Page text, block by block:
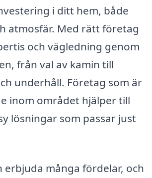
i ditt hem, både
atmosfär. Med rätt företag
och vägledning genom
från val av kamin till
underhåll. Företag som är
inom området hjälper till
lösningar som passar just
erbjuda många fördelar, och